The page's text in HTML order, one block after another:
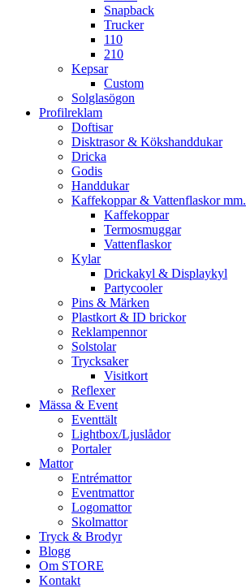
Snapback
Trucker
110
210
Kepsar
Custom
Solglasögon
Profilreklam
Doftisar
Disktrasor & Kökshanddukar
Dricka
Godis
Handdukar
Kaffekoppar & Vattenflaskor mm.
Kaffekoppar
Termosmuggar
Vattenflaskor
Kylar
Drickakyl & Displaykyl
Partycooler
Pins & Märken
Plastkort & ID brickor
Reklampennor
Solstolar
Trycksaker
Visitkort
Reflexer
Mässa & Event
Eventtält
Lightbox/Ljuslådor
Portaler
Mattor
Entrémattor
Eventmattor
Logomattor
Skolmattor
Tryck & Brodyr
Blogg
Om STORE
Kontakt